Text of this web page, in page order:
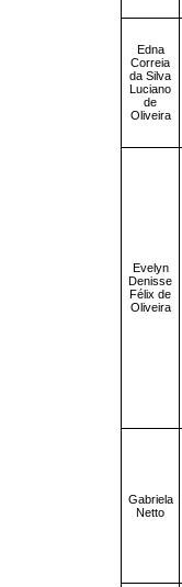
Edna
Correia
da Silva
Luciano
de
Oliveira
Evelyn
Denisse
Félix de
Oliveira
Gabriela
Netto